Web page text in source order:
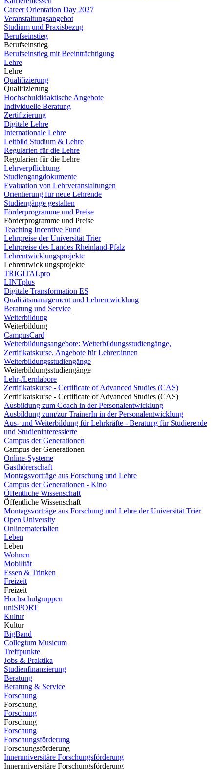
Career Orientation Day 2027
Veranstaltungsangebot
Studium und Praxisbezug
Berufseinstieg
Berufseinstieg
Berufseinstieg mit Beeinträchtigung
Lehre
Lehre
Qualifizierung
Qualifizierung
Hochschuldidaktische Angebote
Individuelle Beratung
Zertifizierung
Digitale Lehre
Internationale Lehre
Leitbild Studium & Lehre
Regularien für die Lehre
Regularien für die Lehre
Lehrverpflichtung
Studiengangdokumente
Evaluation von Lehrveranstaltungen
Orientierung für neue Lehrende
Studiengänge gestalten
Förderprogramme und Preise
Förderprogramme und Preise
Teaching Incentive Fund
Lehrpreise der Universität Trier
Lehrpreise des Landes Rheinland-Pfalz
Lehrentwicklungsprojekte
Lehrentwicklungsprojekte
TRIGITALpro
LINTplus
Digitale Transformation ES
Qualitätsmanagement und Lehrentwicklung
Beratung und Service
Weiterbildung
Weiterbildung
CampusCard
Weiterbildungsangebote: Weiterbildungsstudiengänge,
Zertifikatskurse, Angebote für Lehrer:innen
Weiterbildungsstudiengänge
Weiterbildungsstudiengänge
Lehr-/Lernlabore
Zertifikatskurse - Certificate of Advanced Studies (CAS)
Zertifikatskurse - Certificate of Advanced Studies (CAS)
Ausbildung zum Coach in der Personalentwicklung
Ausbildung zum/zur TrainerIn in der Personalentwicklung
Aus- und Weiterbildung für Lehrkräfte - Beratung für Studierende
und Studieninteressierte
Campus der Generationen
Campus der Generationen
Online-Systeme
Gasthörerschaft
Montagsvorträge aus Forschung und Lehre
Campus der Generationen - Kino
Öffentliche Wissenschaft
Öffentliche Wissenschaft
Montagsvorträge aus Forschung und Lehre der Universität Trier
Open University
Onlinematerialien
Leben
Leben
Wohnen
Mobilität
Essen & Trinken
Freizeit
Freizeit
Hochschulgruppen
uniSPORT
Kultur
Kultur
BigBand
Collegium Musicum
Treffpunkte
Jobs & Praktika
Studienfinanzierung
Beratung
Beratung & Service
Forschung
Forschung
Forschung
Forschung
Forschung
Forschungsförderung
Forschungsförderung
Inneruniversitäre Forschungsförderung
Inneruniversitäre Forschungsförderung